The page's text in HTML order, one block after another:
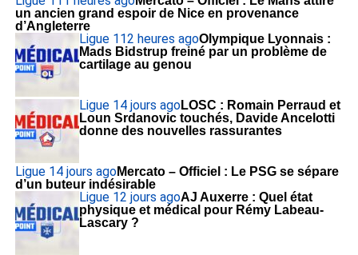
un ancien grand espoir de Nice en provenance
d’Angleterre
Ligue 112 heures agoOlympique Lyonnais :
Mads Bidstrup freiné par un problème de
cartilage au genou
Ligue 14 jours agoLOSC : Romain Perraud et
Loun Srdanovic touchés, Davide Ancelotti
donne des nouvelles rassurantes
Ligue 14 jours agoMercato – Officiel : Le PSG se sépare
d’un buteur indésirable
Ligue 12 jours agoAJ Auxerre : Quel état
physique et médical pour Rémy Labeau-
Lascary ?